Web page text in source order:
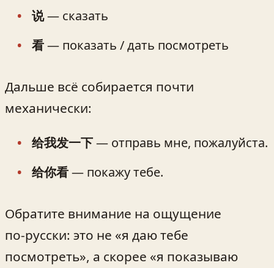
说— сказать
看— показать / дать посмотреть
Дальше всё собирается почти
механически:
给我发一下— отправь мне, пожалуйста.
给你看— покажу тебе.
Обратите внимание на ощущение
по‑русски: это не «я даю тебе
посмотреть», а скорее «я показываю